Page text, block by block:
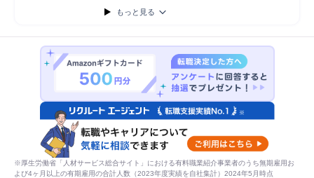
もっと見る
※厚生労働省「人材サービス総合サイト」における有料職業紹介事業者のうち無期雇用お
よび4ヶ月以上の有期雇用の合計人数（2023年度実績を自社集計）2024年5月時点